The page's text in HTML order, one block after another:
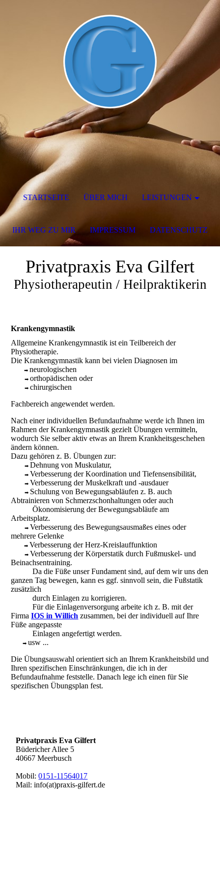
Privatpraxis Eva Gilfert
Physiotherapeutin / Heilpraktikerin
Krankengymnastik
Allgemeine Krankengymnastik ist ein Teilbereich der
Physiotherapie.
Die Krankengymnastik kann bei vielen Diagnosen im
➡neurologischen
➡orthopädischen oder
➡chirurgischen
Fachbereich angewendet werden.
Nach einer individuellen Befundaufnahme werde ich Ihnen im
Rahmen der Krankengymnastik gezielt Übungen vermitteln,
wodurch Sie selber aktiv etwas an Ihrem Krankheitsgeschehen
ändern können.
Dazu gehören z. B. Übungen zur:
➡ Dehnung von Muskulatur,
➡ Verbesserung der Koordination und Tiefensensibilität,
➡ Verbesserung der Muskelkraft und -ausdauer
➡ Schulung von Bewegungsabläufen z. B. auch
Abtrainieren von Schmerzschonhaltungen oder auch
Ökonomisierung der Bewegungsabläufe am
Arbeitsplatz.
➡ Verbesserung des Bewegungsausmaßes eines oder
mehrere Gelenke
➡ Verbesserung der Herz-Kreislauffunktion
➡ Verbesserung der Körperstatik durch Fußmuskel- und
Beinachsentraining.
Da die Füße unser Fundament sind, auf dem wir uns den
ganzen Tag bewegen, kann es ggf. sinnvoll sein, die Fußstatik
zusätzlich
durch Einlagen zu korrigieren.
Für die Einlagenversorgung arbeite ich z. B. mit der
FirmaIOS in Willich zusammen, bei der individuell auf Ihre
Füße angepasste
Einlagen angefertigt werden.
➡usw ...
Die Übungsauswahl orientiert sich an Ihrem Krankheitsbild und
Ihren spezifischen Einschränkungen, die ich in der
Befundaufnahme feststelle. Danach lege ich einen für Sie
spezifischen Übungsplan fest.
Privatpraxis Eva Gilfert
Büdericher Allee 5
40667 Meerbusch
Mobil:0151-11564017
Mail: info(at)praxis-gilfert.de
STARTSEITE ÜBER MICH LEISTUNGEN
IHR WEG ZU MIR IMPRESSUM DATENSCHUTZ